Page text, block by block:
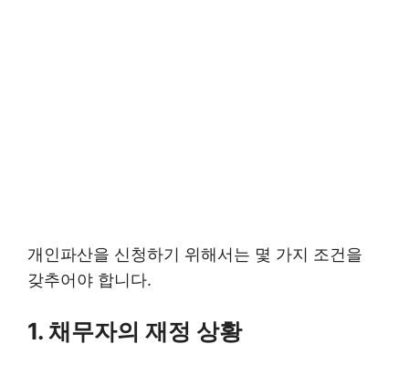
개인파산을 신청하기 위해서는 몇 가지 조건을
갖추어야 합니다.
1. 채무자의 재정 상황